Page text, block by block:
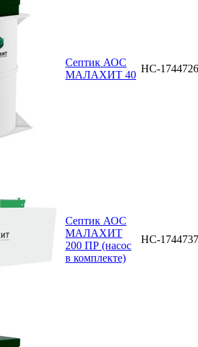
Септик АОС
МАЛАХИТ 40
НС-1744726
Септик АОС
МАЛАХИТ
200 ПР (насос
в комплекте)
НС-1744737